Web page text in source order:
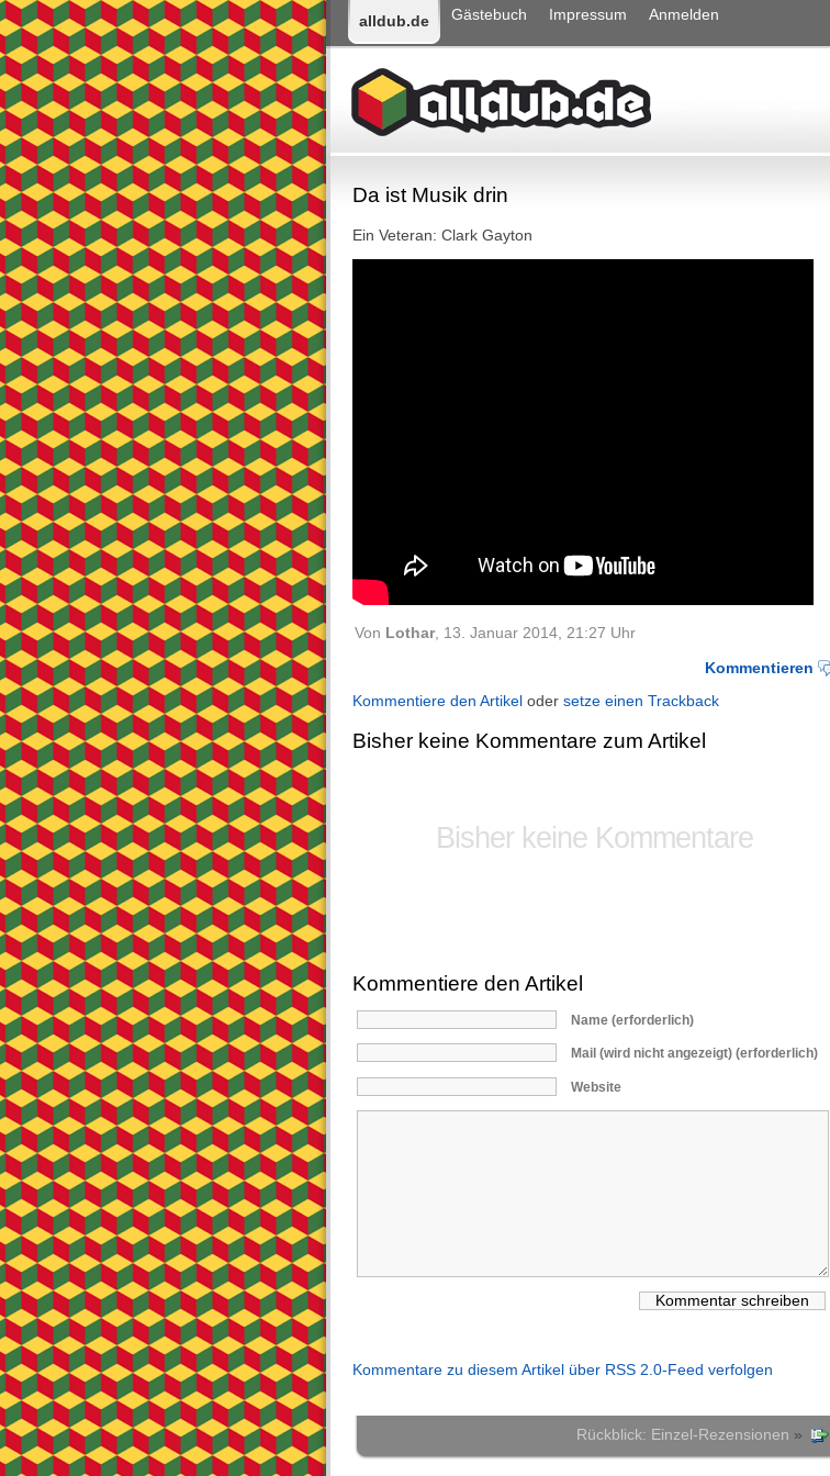
alldub.de Gästebuch Impressum Anmelden
Da ist Musik drin
Ein Veteran: Clark Gayton
Von Lothar, 13. Januar 2014, 21:27 Uhr
Kommentieren
Kommentiere den Artikel oder setze einen Trackback
Bisher keine Kommentare zum Artikel
Bisher keine Kommentare
Kommentiere den Artikel
Name (erforderlich)
Mail (wird nicht angezeigt) (erforderlich)
Website
Kommentare zu diesem Artikel über RSS 2.0-Feed verfolgen
Rückblick: Einzel-Rezensionen »